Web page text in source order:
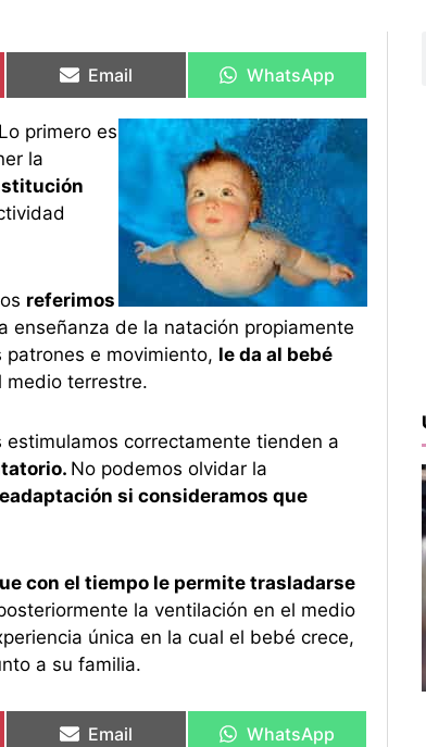
en
Email
en
WhatsApp
Lo primero es
la
referimos
enseñanza de la natación propiamente
e movimiento, le da al bebé
medio terrestre.
correctamente tienden a
No podemos olvidar la
si consideramos que
con el tiempo le permite trasladarse
la ventilación en el medio
única en la cual el bebé crece,
a su familia.
en
Email
en
WhatsApp